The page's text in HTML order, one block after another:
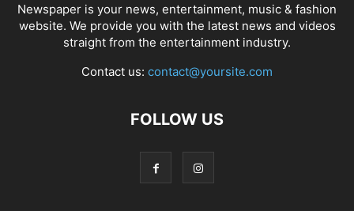
Newspaper is your news, entertainment, music & fashion
website. We provide you with the latest news and videos
straight from the entertainment industry.
Contact us: contact@yoursite.com
FOLLOW US